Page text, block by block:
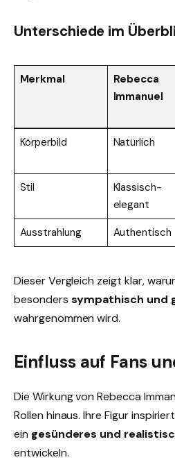
Unterschiede im
Merkmal
Rebecca
Immanuel
Körperbild Natürlich
Stil
Klassisch-
elegant
Ausstrahlung
Authentisch
Dieser Vergleich zeigt klar,
besonders sympathisch und
wahrgenommen wird.
Einfluss auf Fans
Die Wirkung von Rebecca
Rollen hinaus. Ihre Figur
ein gesünderes und
entwickeln.